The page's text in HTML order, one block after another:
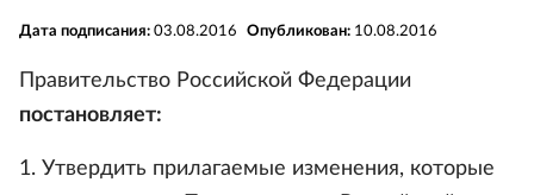
Дата подписания: 03.08.2016 Опубликован: 10.08.2016
Правительство Российской Федерации
постановляет:
1. Утвердить прилагаемые изменения, которые